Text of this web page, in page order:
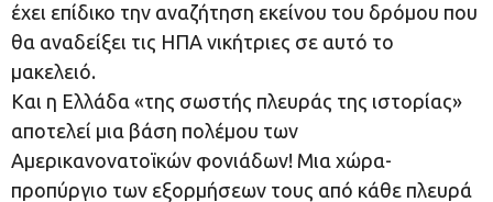
έχει επίδικο την αναζήτηση εκείνου του δρόμου που
θα αναδείξει τις ΗΠΑ νικήτριες σε αυτό το
μακελειό.
Και η Ελλάδα «της σωστής πλευράς της ιστορίας»
αποτελεί μια βάση πολέμου των
Αμερικανονατοϊκών φονιάδων! Μια χώρα-
προπύργιο των εξορμήσεων τους από κάθε πλευρά